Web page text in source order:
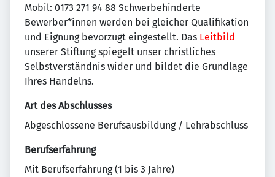
Mobil: 0173 271 94 88 Schwerbehinderte
Bewerber*innen werden bei gleicher Qualifikation
und Eignung bevorzugt eingestellt. Das Leitbild
unserer Stiftung spiegelt unser christliches
Selbstverständnis wider und bildet die Grundlage
Ihres Handelns.
Art des Abschlusses
Abgeschlossene Berufsausbildung / Lehrabschluss
Berufserfahrung
Mit Berufserfahrung (1 bis 3 Jahre)